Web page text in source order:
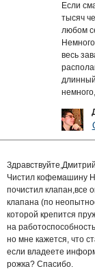
Если
тысяч
любом
весь
Чистил кофемашину
почистил клапан,все
клапана (по
которой крепится
на
но мне кажется, что
если владеете
рожка? Спасибо.